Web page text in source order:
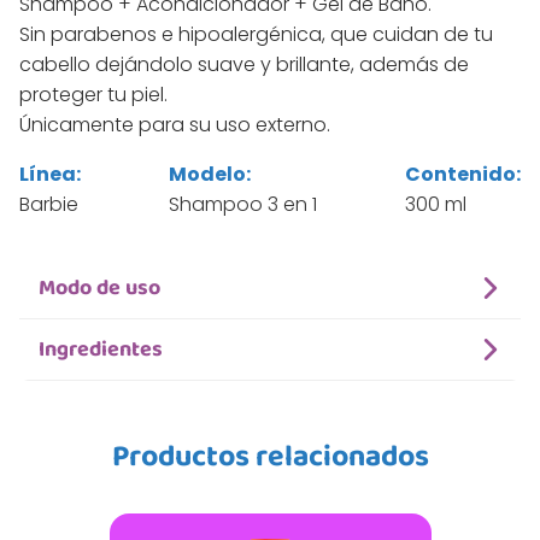
Sin parabenos e hipoalergénica, que cuidan de tu
cabello dejándolo suave y brillante, además de
proteger tu piel.
Únicamente para su uso externo.
Línea:
Barbie
Modelo:
Shampoo 3 en 1
Contenido:
300 ml
Modo de uso
Ingredientes
Productos relacionados